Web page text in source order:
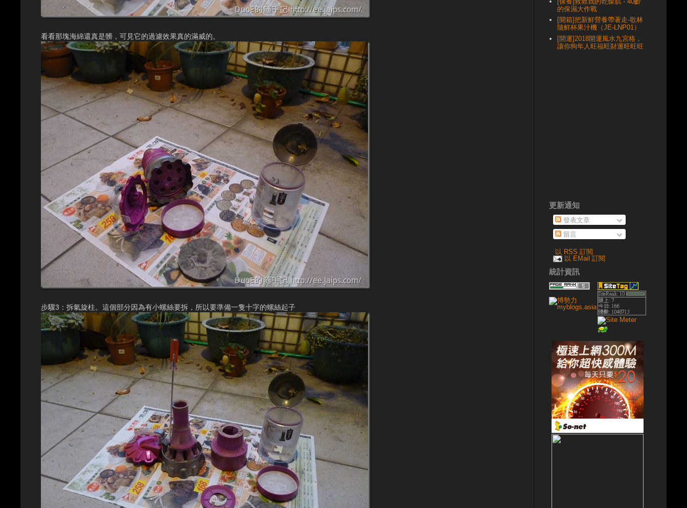
看看那塊海綿還真是髒，可見它的過濾效果真的滿威的。
步驟3：拆氣旋柱。這個部分因為有小螺絲要拆，所以要準備一隻十字的螺絲起子
的保濕大作戰
[開箱]把新鮮營養帶著走-歌林
隨鮮杯果汁機（JE-LNP01）
[開運]2018開運風水九宮格，
讓你狗年人旺福旺財運旺旺旺
更新通知
發表文章
留言
以 RSS 訂閱
以 EMail 訂閱
統計資訊